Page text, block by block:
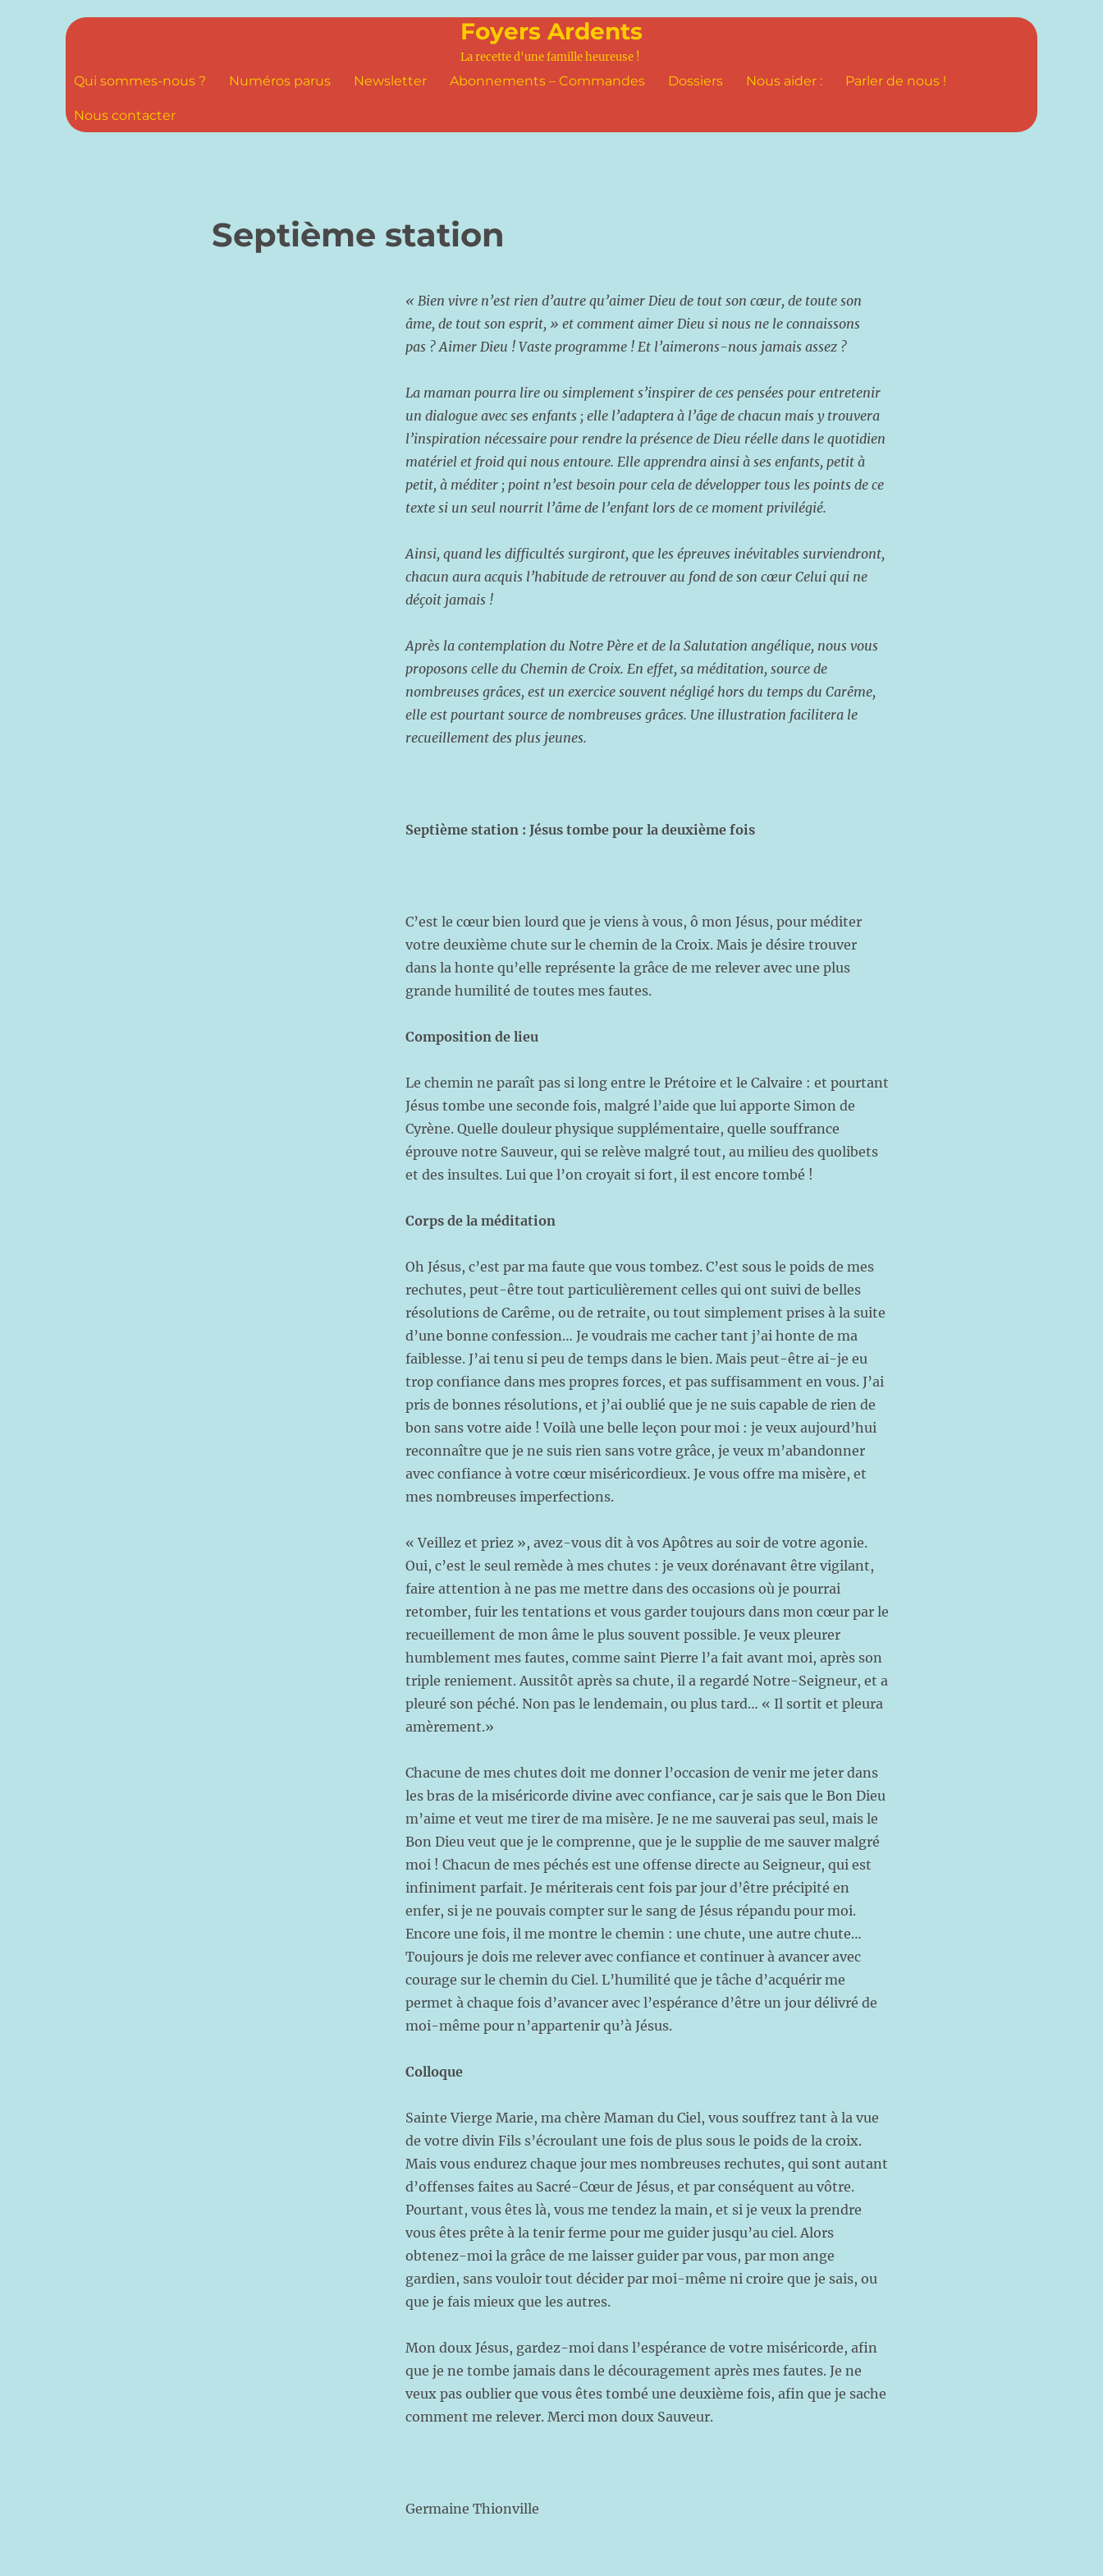
Foyers Ardents
La recette d'une famille heureuse !
Qui sommes-nous ? Numéros parus Newsletter Abonnements – Commandes Dossiers Nous aider : Parler de nous !
Nous contacter
Septième station
« Bien vivre n’est rien d’autre qu’aimer Dieu de tout son cœur, de toute son
âme, de tout son esprit, »et comment aimer Dieu si nous ne le connaissons
pas ? Aimer Dieu ! Vaste programme ! Et l’aimerons-nous jamais assez ?
La maman pourra lire ou simplement s’inspirer de ces pensées pour entretenir
un dialogue avec ses enfants ; elle l’adaptera à l’âge de chacun mais y trouvera
l’inspiration nécessaire pour rendre la présence de Dieu réelle dans le quotidien
matériel et froid qui nous entoure. Elle apprendra ainsi à ses enfants, petit à
petit, à méditer ; point n’est besoin pour cela de développer tous les points de ce
texte si un seul nourrit l’âme de l’enfant lors de ce moment privilégié.
Ainsi, quand les difficultés surgiront, que les épreuves inévitables surviendront,
chacun aura acquis l’habitude de retrouver au fond de son cœur Celui qui ne
déçoit jamais !
Après la contemplation du Notre Père et de la Salutation angélique, nous vous
proposons celle du Chemin de Croix. En effet, sa méditation, source de
nombreuses grâces, est un exercice souvent négligé hors du temps du Carême,
elle est pourtant source de nombreuses grâces. Une illustration facilitera le
recueillement des plus jeunes.
Septième station : Jésus tombe pour la deuxième fois
C’est le cœur bien lourd que je viens à vous, ô mon Jésus, pour méditer
votre deuxième chute sur le chemin de la Croix. Mais je désire trouver
dans la honte qu’elle représente la grâce de me relever avec une plus
grande humilité de toutes mes fautes.
Composition de lieu
Le chemin ne paraît pas si long entre le Prétoire et le Calvaire : et pourtant
Jésus tombe une seconde fois, malgré l’aide que lui apporte Simon de
Cyrène. Quelle douleur physique supplémentaire, quelle souffrance
éprouve notre Sauveur, qui se relève malgré tout, au milieu des quolibets
et des insultes. Lui que l’on croyait si fort, il est encore tombé !
Corps de la méditation
Oh Jésus, c’est par ma faute que vous tombez. C’est sous le poids de mes
rechutes, peut-être tout particulièrement celles qui ont suivi de belles
résolutions de Carême, ou de retraite, ou tout simplement prises à la suite
d’une bonne confession… Je voudrais me cacher tant j’ai honte de ma
faiblesse. J’ai tenu si peu de temps dans le bien. Mais peut-être ai-je eu
trop confiance dans mes propres forces, et pas suffisamment en vous. J’ai
pris de bonnes résolutions, et j’ai oublié que je ne suis capable de rien de
bon sans votre aide ! Voilà une belle leçon pour moi : je veux aujourd’hui
reconnaître que je ne suis rien sans votre grâce, je veux m’abandonner
avec confiance à votre cœur miséricordieux. Je vous offre ma misère, et
mes nombreuses imperfections.
« Veillez et priez », avez-vous dit à vos Apôtres au soir de votre agonie.
Oui, c’est le seul remède à mes chutes : je veux dorénavant être vigilant,
faire attention à ne pas me mettre dans des occasions où je pourrai
retomber, fuir les tentations et vous garder toujours dans mon cœur par le
recueillement de mon âme le plus souvent possible. Je veux pleurer
humblement mes fautes, comme saint Pierre l’a fait avant moi, après son
triple reniement. Aussitôt après sa chute, il a regardé Notre-Seigneur, et a
pleuré son péché. Non pas le lendemain, ou plus tard… « Il sortit et pleura
amèrement.»
Chacune de mes chutes doit me donner l’occasion de venir me jeter dans
les bras de la miséricorde divine avec confiance, car je sais que le Bon Dieu
m’aime et veut me tirer de ma misère. Je ne me sauverai pas seul, mais le
Bon Dieu veut que je le comprenne, que je le supplie de me sauver malgré
moi ! Chacun de mes péchés est une offense directe au Seigneur, qui est
infiniment parfait. Je mériterais cent fois par jour d’être précipité en
enfer, si je ne pouvais compter sur le sang de Jésus répandu pour moi.
Encore une fois, il me montre le chemin : une chute, une autre chute…
Toujours je dois me relever avec confiance et continuer à avancer avec
courage sur le chemin du Ciel. L’humilité que je tâche d’acquérir me
permet à chaque fois d’avancer avec l’espérance d’être un jour délivré de
moi-même pour n’appartenir qu’à Jésus.
Colloque
Sainte Vierge Marie, ma chère Maman du Ciel, vous souffrez tant à la vue
de votre divin Fils s’écroulant une fois de plus sous le poids de la croix.
Mais vous endurez chaque jour mes nombreuses rechutes, qui sont autant
d’offenses faites au Sacré-Cœur de Jésus, et par conséquent au vôtre.
Pourtant, vous êtes là, vous me tendez la main, et si je veux la prendre
vous êtes prête à la tenir ferme pour me guider jusqu’au ciel. Alors
obtenez-moi la grâce de me laisser guider par vous, par mon ange
gardien, sans vouloir tout décider par moi-même ni croire que je sais, ou
que je fais mieux que les autres.
Mon doux Jésus, gardez-moi dans l’espérance de votre miséricorde, afin
que je ne tombe jamais dans le découragement après mes fautes. Je ne
veux pas oublier que vous êtes tombé une deuxième fois, afin que je sache
comment me relever. Merci mon doux Sauveur.
Germaine Thionville